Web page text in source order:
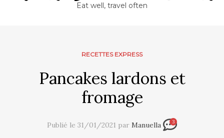
Eat well, travel often
RECETTES EXPRESS
Pancakes lardons et
fromage
Publié le 31/01/2021 par Manuella 3